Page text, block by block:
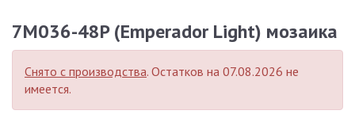
7M036-48P (Emperador Light) мозаика
Снято с производства. Остатков на 07.08.2026 не
имеется.